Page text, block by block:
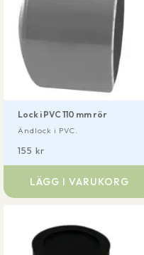
Lock i PVC 110 mm rör
155 kr
Ändlock i PVC.
LÄGG I VARUKORG